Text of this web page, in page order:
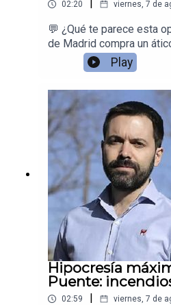
02:20 viernes, 7 de
💬 ¿Qué te parece esta
de Madrid compra un
Chamberí para que
temporales mientras
oficial.Juan Ramón Rallo
que nadie contesta
Play
Hipocresía
Puente:
02:59 viernes, 7 de